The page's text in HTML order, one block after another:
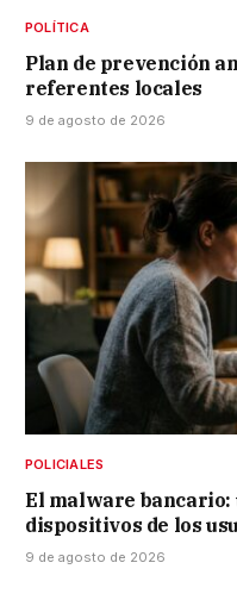
POLÍTICA
Plan de prevención
referentes locales
9 de agosto de 2026
POLICIALES
El malware bancario:
dispositivos de los
9 de agosto de 2026